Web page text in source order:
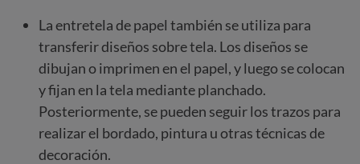
La entretela de papel también se utiliza para
transferir diseños sobre tela. Los diseños se
dibujan o imprimen en el papel, y luego se colocan
y fijan en la tela mediante planchado.
Posteriormente, se pueden seguir los trazos para
realizar el bordado, pintura u otras técnicas de
decoración.